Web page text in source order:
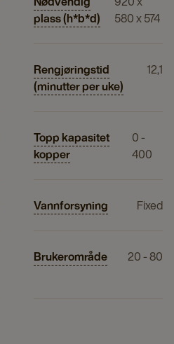
plass (h*b*d)
580 x 574
Rengjøringstid
(minutter per uke)
12,1
Topp kapasitet
kopper
0 -
400
Vannforsyning Fixed
Brukerområde 20 - 80